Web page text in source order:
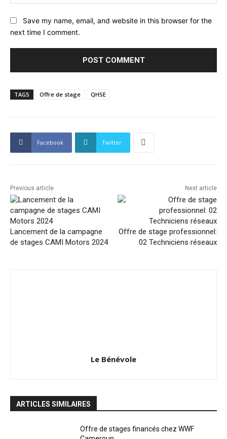
Save my name, email, and website in this browser for the
next time I comment.
TAGS Offre de stage QHSE
Facebook Twitter
Previous article
Lancement de la campagne
de stages CAMI Motors 2024
Next article
Offre de stage professionnel:
02 Techniciens réseaux
Le Bénévole
ARTICLES SIMILAIRES
Offre de stages financés chez WWF